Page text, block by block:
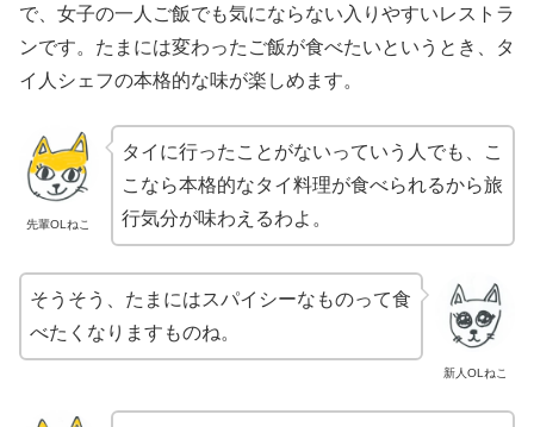
で、女子の一人ご飯でも気にならない入りやすいレストラ
ンです。たまには変わったご飯が食べたいというとき、タ
イ人シェフの本格的な味が楽しめます。
先輩OLねこ
タイに行ったことがないっていう人でも、こ
こなら本格的なタイ料理が食べられるから旅
行気分が味わえるわよ。
新人OLねこ
そうそう、たまにはスパイシーなものって食
べたくなりますものね。